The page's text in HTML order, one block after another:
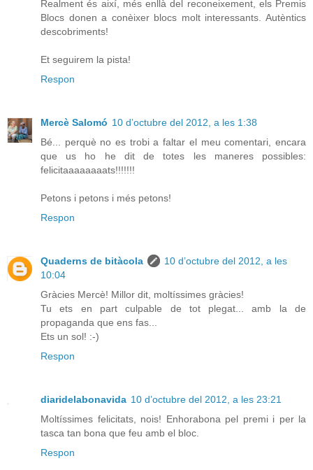
Realment és així, més enllà del reconeixement, els Premis
Blocs donen a conèixer blocs molt interessants. Autèntics
descobriments!
Et seguirem la pista!
Respon
Mercè Salomó 10 d’octubre del 2012, a les 1:38
Bé... perquè no es trobi a faltar el meu comentari, encara
que us ho he dit de totes les maneres possibles:
felicitaaaaaaaats!!!!!!!
Petons i petons i més petons!
Respon
Quaderns de bitàcola
10 d’octubre del 2012, a les
10:04
Gràcies Mercè! Millor dit, moltíssimes gràcies!
Tu ets en part culpable de tot plegat... amb la de
propaganda que ens fas...
Ets un sol! :-)
Respon
diaridelabonavida 10 d’octubre del 2012, a les 23:21
Moltíssimes felicitats, nois! Enhorabona pel premi i per la
tasca tan bona que feu amb el bloc.
Respon